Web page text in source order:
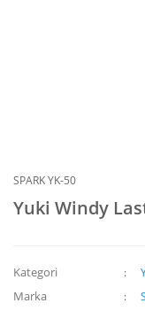
SPARK YK-50
Yuki Windy
Kategori
Marka